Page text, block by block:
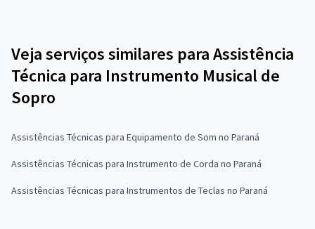
Veja serviços similares para Assistência
Técnica para Instrumento Musical de
Sopro
Assistências Técnicas para Equipamento de Som no Paraná
Assistências Técnicas para Instrumento de Corda no Paraná
Assistências Técnicas para Instrumentos de Teclas no Paraná